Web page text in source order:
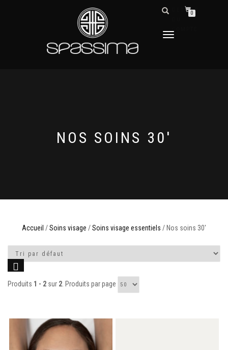
DÉPLIER
DÉTAILS
0
NOS SOINS 30'
Accueil /Soins visage /Soins visage essentiels / Nos soins 30'
Produits 1 - 2 sur 2. Produits par page